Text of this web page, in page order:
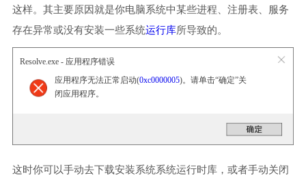
这样。其主要原因就是你电脑系统中某些进程、注册表、服务
存在异常或没有安装一些系统运行库所导致的。
Resolve.exe - 应用程序错误
应用程序无法正常启动(0xc0000005)。请单击“确定”关
闭应用程序。
这时你可以手动去下载安装系统系统运行时库，或者手动关闭